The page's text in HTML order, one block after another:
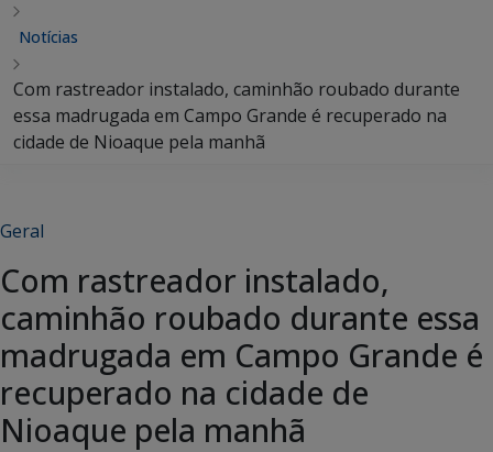
Notícias
Com rastreador instalado, caminhão roubado durante
essa madrugada em Campo Grande é recuperado na
cidade de Nioaque pela manhã
Geral
Com rastreador instalado,
caminhão roubado durante essa
madrugada em Campo Grande é
recuperado na cidade de
Nioaque pela manhã